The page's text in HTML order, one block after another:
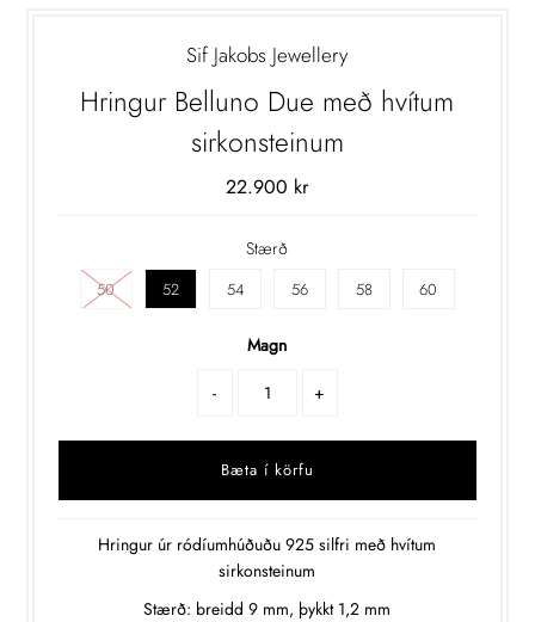
Sif Jakobs Jewellery
Hringur Belluno Due með hvítum
sirkonsteinum
22.900 kr
Stærð
50 52 54 56 58 60
Magn
-
+
Hringur úr ródíumhúðuðu 925 silfri með hvítum
sirkonsteinum
Stærð: breidd 9 mm, þykkt 1,2 mm